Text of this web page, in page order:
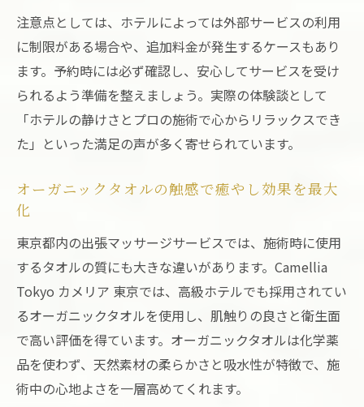
注意点としては、ホテルによっては外部サービスの利用
に制限がある場合や、追加料金が発生するケースもあり
ます。予約時には必ず確認し、安心してサービスを受け
られるよう準備を整えましょう。実際の体験談として
「ホテルの静けさとプロの施術で心からリラックスでき
た」といった満足の声が多く寄せられています。
オーガニックタオルの触感で癒やし効果を最大
化
東京都内の出張マッサージサービスでは、施術時に使用
するタオルの質にも大きな違いがあります。Camellia
Tokyo カメリア 東京では、高級ホテルでも採用されてい
るオーガニックタオルを使用し、肌触りの良さと衛生面
で高い評価を得ています。オーガニックタオルは化学薬
品を使わず、天然素材の柔らかさと吸水性が特徴で、施
術中の心地よさを一層高めてくれます。